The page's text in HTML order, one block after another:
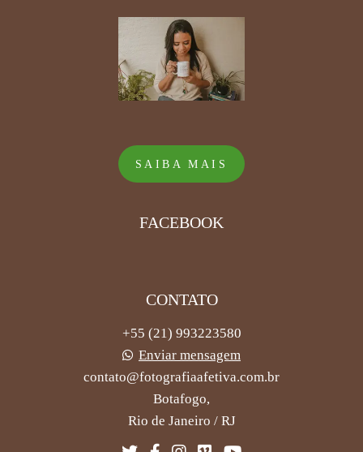
SAIBA MAIS
FACEBOOK
CONTATO
+55 (21) 993223580
Enviar mensagem
contato@fotografiaafetiva.com.br
Botafogo,
Rio de Janeiro / RJ